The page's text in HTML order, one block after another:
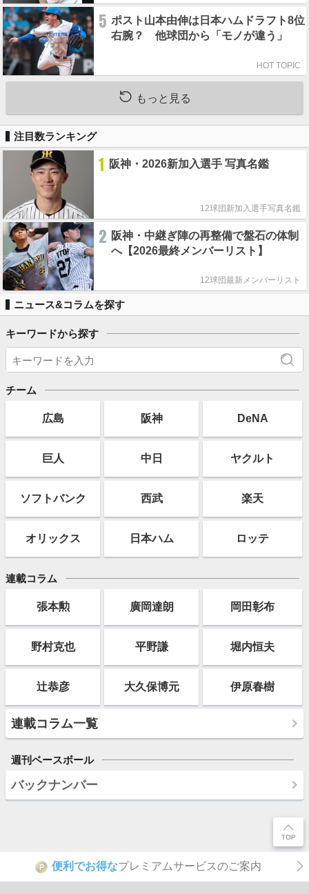
5 ポスト山本由伸は日本ハムドラフト8位
右腕？ 他球団から「モノが違う」
HOT TOPIC
もっと見る
注目数ランキング
1 阪神・2026新加入選手 写真名鑑
12球団新加入選手写真名鑑
2 阪神・中継ぎ陣の再整備で盤石の体制
へ【2026最終メンバーリスト】
12球団最新メンバーリスト
ニュース&コラムを探す
キーワードから探す
チーム
広島 阪神 DeNA
巨人 中日 ヤクルト
ソフトバンク 西武 楽天
オリックス 日本ハム ロッテ
連載コラム
張本勲 廣岡達朗 岡田彰布
野村克也 平野謙 堀内恒夫
辻恭彦 大久保博元 伊原春樹
連載コラム一覧
週刊ベースボール
バックナンバー
P 便利でお得なプレミアムサービスのご案内